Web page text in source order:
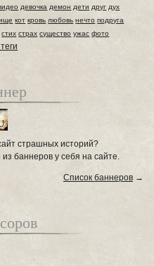
девочка демон дети друг дух
кот кровь любовь нечто подруга
стих страх существо ужас фото
страшных историй?
из баннеров у себя на сайте.
Список баннеров →